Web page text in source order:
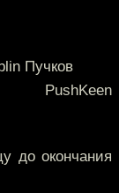
Пучков
до окончания